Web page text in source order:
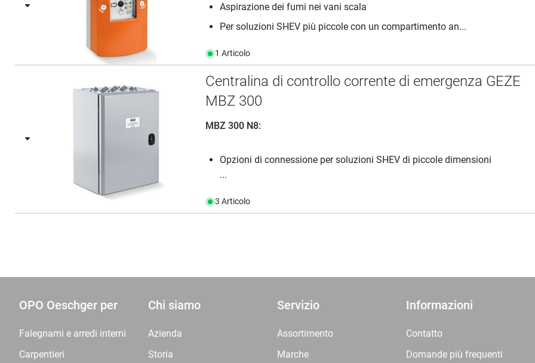
Aspirazione dei fumi nei vani scala
Per soluzioni SHEV più piccole con un compartimento an...
1 Articolo
Centralina di controllo corrente di emergenza GEZE
MBZ 300
MBZ 300 N8:
Opzioni di connessione per soluzioni SHEV di piccole dimensioni
...
3 Articolo
OPO Oeschger per
Falegnami e arredi interni
Carpentieri
Chi siamo
Azienda
Storia
Servizio
Assortimento
Marche
Informazioni
Contatto
Domande più frequenti